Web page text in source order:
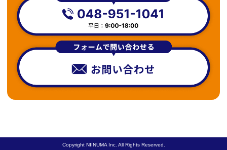
Copyright NIINUMA Inc. All Rights Reserved.